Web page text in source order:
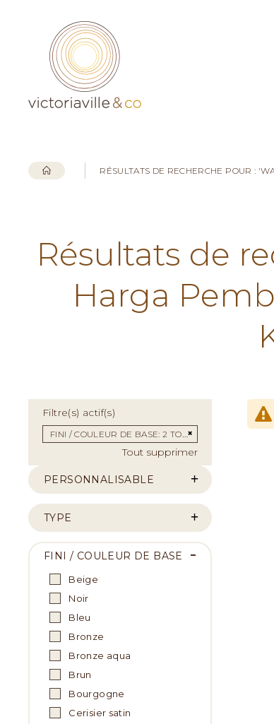
RÉSULTATS DE RECHERCHE POUR :
Résultats de
Harga
Filtre(s) actif(s)
FINI / COULEUR DE BASE 2 TONS MÉDIUM SATIN Supprimer cet
Tout supprimer
PERSONNALISABLE
TYPE
FINI / COULEUR DE BASE
Beige
Noir
Bleu
Bronze
Bronze aqua
Brun
Bourgogne
Cerisier satin